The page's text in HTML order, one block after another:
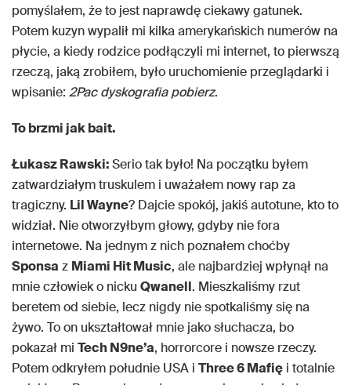
pomyślałem, że to jest naprawdę ciekawy gatunek.
Potem kuzyn wypalił mi kilka amerykańskich numerów na
płycie, a kiedy rodzice podłączyli mi internet, to pierwszą
rzeczą, jaką zrobiłem, było uruchomienie przeglądarki i
wpisanie: 2Pac dyskografia pobierz.
To brzmi jak bait.
Łukasz Rawski:Serio tak było! Na początku byłem
zatwardziałym truskulem i uważałem nowy rap za
tragiczny. Lil Wayne? Dajcie spokój, jakiś autotune, kto to
widział. Nie otworzyłbym głowy, gdyby nie fora
internetowe. Na jednym z nich poznałem choćby
Sponsa z Miami Hit Music, ale najbardziej wpłynął na
mnie człowiek o nicku Qwanell. Mieszkaliśmy rzut
beretem od siebie, lecz nigdy nie spotkaliśmy się na
żywo. To on ukształtował mnie jako słuchacza, bo
pokazał mi Tech N9ne’a, horrorcore i nowsze rzeczy.
Potem odkryłem południe USA i Three 6 Mafię i totalnie